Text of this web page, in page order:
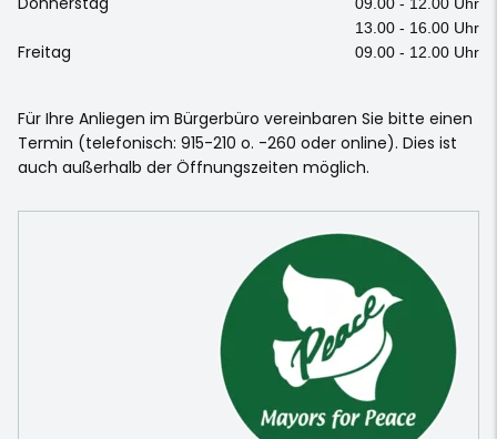
13.00 - 16.00 Uhr
Freitag 09.00 - 12.00 Uhr
Für Ihre Anliegen im Bürgerbüro vereinbaren Sie bitte einen
Termin (telefonisch: 915-210 o. -260 oder online). Dies ist
auch außerhalb der Öffnungszeiten möglich.